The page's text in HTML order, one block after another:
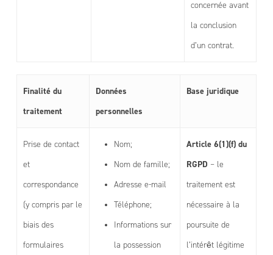
concernée avant
la conclusion
d’un contrat.
Finalité du
traitement
Données
personnelles
Base juridique
Prise de contact
et
correspondance
(y compris par le
biais des
formulaires
Nom;
Nom de famille;
Adresse e-mail
Téléphone;
Informations sur
la possession
Article 6(1)(f) du
RGPD – le
traitement est
nécessaire à la
poursuite de
l’intérêt légitime